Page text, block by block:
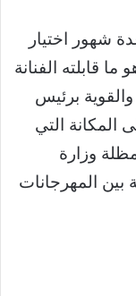
شهور اختيار
قابلته الفنانة
برئيس
المكانة التي
وزارة
بين المهرجانات